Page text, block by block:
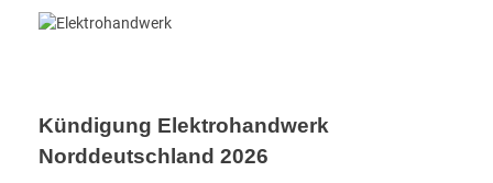
Kündigung Elektrohandwerk
Norddeutschland 2026